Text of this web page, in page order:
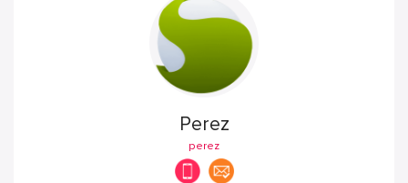
Perez
perez